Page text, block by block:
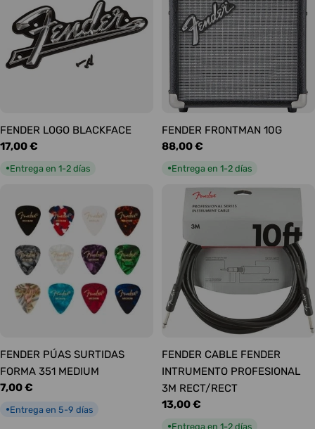
FENDER LOGO BLACKFACE
Precio
17,00 €
●Entrega en 1-2 días
FENDER FRONTMAN 10G
Precio
88,00 €
●Entrega en 1-2 días
FENDER PÚAS SURTIDAS
FORMA 351 MEDIUM
Precio
7,00 €
●Entrega en 5-9 días
FENDER CABLE FENDER
INTRUMENTO PROFESIONAL
3M RECT/RECT
Precio
13,00 €
●Entrega en 1-2 días